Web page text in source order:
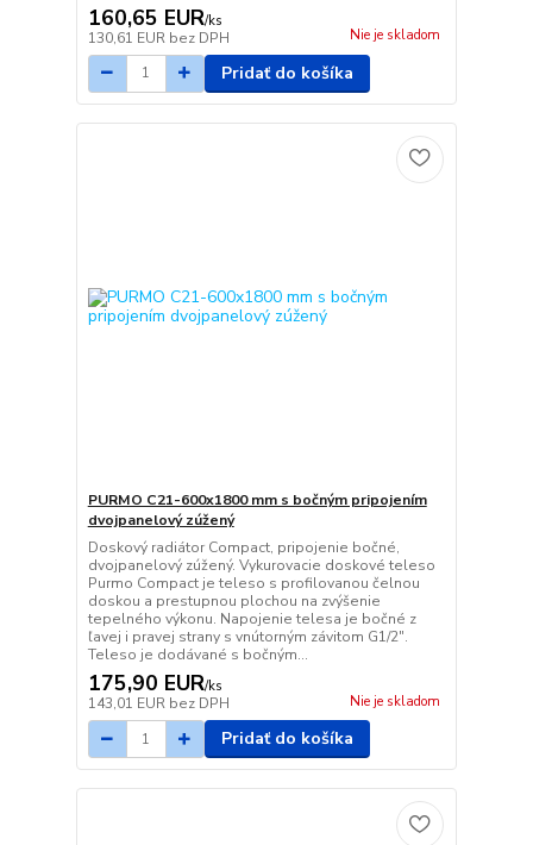
160,65 EUR/ks
130,61 EUR bez DPH Nie je skladom
Pridať do košíka
PURMO C21-600x1800 mm s bočným pripojením
dvojpanelový zúžený
Doskový radiátor Compact, pripojenie bočné,
dvojpanelový zúžený. Vykurovacie doskové teleso
Purmo Compact je teleso s profilovanou čelnou
doskou a prestupnou plochou na zvýšenie
tepelného výkonu. Napojenie telesa je bočné z
ľavej i pravej strany s vnútorným závitom G1/2".
Teleso je dodávané s bočným...
175,90 EUR/ks
143,01 EUR bez DPH Nie je skladom
Pridať do košíka